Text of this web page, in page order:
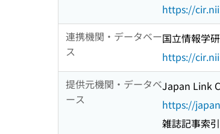
https://
連携機関・データベー
ス
国立情報学
https://
提供元機関・データベ
ース
Japan Link
https://
雑誌記事索